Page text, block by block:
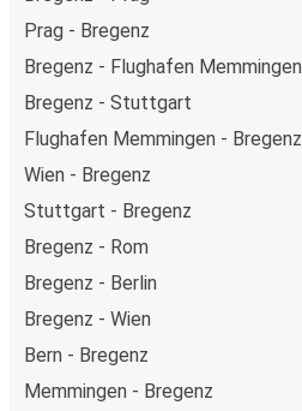
Prag - Bregenz
Bregenz - Flughafen Memmingen
Bregenz - Stuttgart
Flughafen Memmingen - Bregenz
Wien - Bregenz
Stuttgart - Bregenz
Bregenz - Rom
Bregenz - Berlin
Bregenz - Wien
Bern - Bregenz
Memmingen - Bregenz